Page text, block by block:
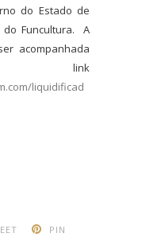
do Estado de
do Funcultura. A
acompanhada
liquidificad
PIN